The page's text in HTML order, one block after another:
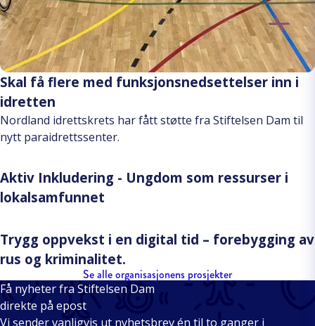
Skal få flere med funksjonsnedsettelser inn i
idretten
Nordland idrettskrets har fått støtte fra Stiftelsen Dam til
nytt paraidrettssenter.
Aktiv Inkludering - Ungdom som ressurser i
lokalsamfunnet
Trygg oppvekst i en digital tid – forebygging av
rus og kriminalitet.
Se alle organisasjonens prosjekter
Få nyheter fra Stiftelsen Dam
direkte på epost
Vi sender vanligvis ut nyhetsbrev én til to ganger i